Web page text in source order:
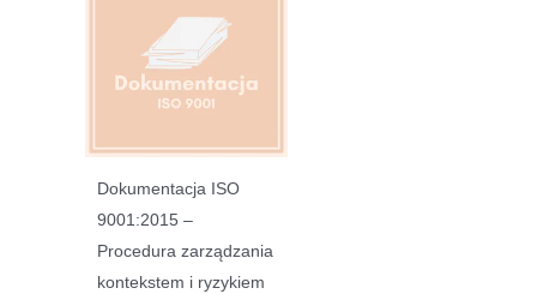
Dokumentacja ISO
9001:2015 –
Procedura zarządzania
kontekstem i ryzykiem